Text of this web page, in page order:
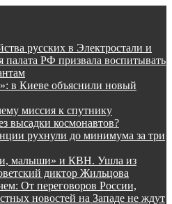
русских в Электростали и
РФ призвала воспитывать
в Киеве объяснили новый
миссия к спутнику
высадки космонавтов?
рухнули до минимума за три
малыши» и КВН. Ушла из
диктор Жильцова
От переговоров России,
новостей на Западе не ждут